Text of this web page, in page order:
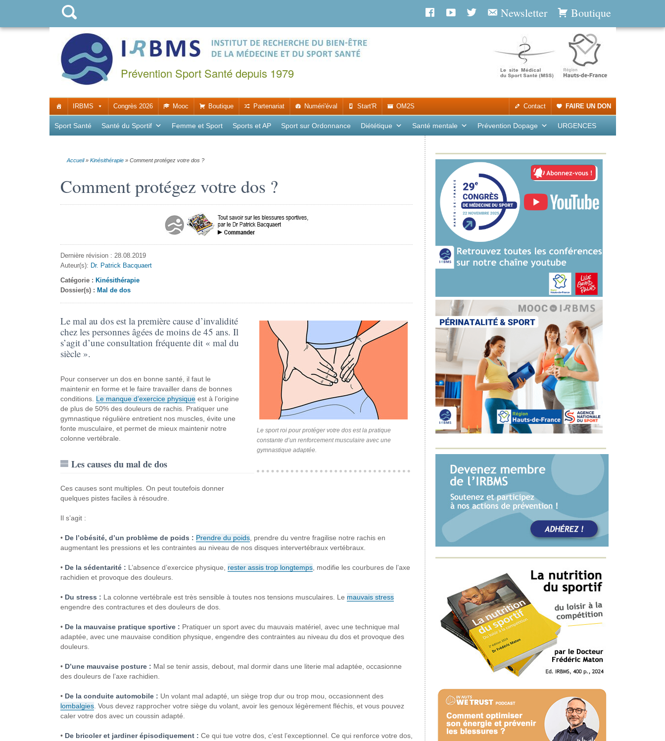
Boutique
Newsletter
Prévention Sport Santé depuis 1979
IRBMS Congrès 2026 Mooc Boutique Partenariat Numéri'éval Start'R OM2S FAIRE UN DON
Contact
Sport Santé Santé du Sportif Femme et Sport Sports et AP Sport sur Ordonnance Diététique Santé mentale Prévention Dopage URGENCES
Accueil» Kinésithérapie» Comment protégez votre dos ?
Comment protégez votre dos ?
Dernière révision : 28.08.2019
Auteur(s): Dr. Patrick Bacquaert
Catégorie : Kinésithérapie
Dossier(s) : Mal de dos
Le sport roi pour protéger votre dos est la pratique
constante d’un renforcement musculaire avec une
gymnastique adaptée.
Le mal au dos est la première cause d’invalidité
chez les personnes âgées de moins de 45 ans. Il
s’agit d’une consultation fréquente dit « mal du
siècle ».
Pour conserver un dos en bonne santé, il faut le
maintenir en forme et le faire travailler dans de bonnes
conditions. Le manque d’exercice physiqueest à l’origine
de plus de 50% des douleurs de rachis. Pratiquer une
gymnastique régulière entretient nos muscles, évite une
fonte musculaire, et permet de mieux maintenir notre
colonne vertébrale.
Les causes du mal de dos
Ces causes sont multiples. On peut toutefois donner
quelques pistes faciles à résoudre.
Il s’agit :
• De l’obésité, d’un problème de poids : Prendre du poids, prendre du ventre fragilise notre rachis en
augmentant les pressions et les contraintes au niveau de nos disques intervertébraux vertébraux.
• De la sédentarité : L’absence d’exercice physique, rester assis trop longtemps, modifie les courbures de l’axe
rachidien et provoque des douleurs.
• Du stress : La colonne vertébrale est très sensible à toutes nos tensions musculaires. Le mauvais stress
engendre des contractures et des douleurs de dos.
• De la mauvaise pratique sportive : Pratiquer un sport avec du mauvais matériel, avec une technique mal
adaptée, avec une mauvaise condition physique, engendre des contraintes au niveau du dos et provoque des
douleurs.
• D’une mauvaise posture : Mal se tenir assis, debout, mal dormir dans une literie mal adaptée, occasionne
des douleurs de l’axe rachidien.
• De la conduite automobile : Un volant mal adapté, un siège trop dur ou trop mou, occasionnent des
lombalgies. Vous devez rapprocher votre siège du volant, avoir les genoux légèrement fléchis, et vous pouvez
caler votre dos avec un coussin adapté.
• De bricoler et jardiner épisodiquement : Ce qui tue votre dos, c’est l’exceptionnel. Ce qui renforce votre dos,